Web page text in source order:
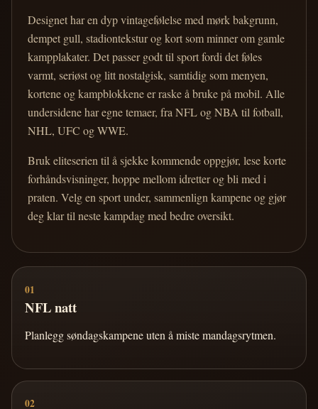
Designet har en dyp vintagefølelse med mørk bakgrunn,
dempet gull, stadiontekstur og kort som minner om gamle
kampplakater. Det passer godt til sport fordi det føles
varmt, seriøst og litt nostalgisk, samtidig som menyen,
kortene og kampblokkene er raske å bruke på mobil. Alle
undersidene har egne temaer, fra NFL og NBA til fotball,
NHL, UFC og WWE.
Bruk eliteserien til å sjekke kommende oppgjør, lese korte
forhåndsvisninger, hoppe mellom idretter og bli med i
praten. Velg en sport under, sammenlign kampene og gjør
deg klar til neste kampdag med bedre oversikt.
01
NFL natt
Planlegg søndagskampene uten å miste mandagsrytmen.
02